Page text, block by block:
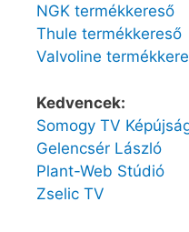
NGK termékkereső
Thule termékkereső
Valvoline
Kedvencek:
Somogy TV
Gelencsér László
Plant-Web Stúdió
Zselic TV